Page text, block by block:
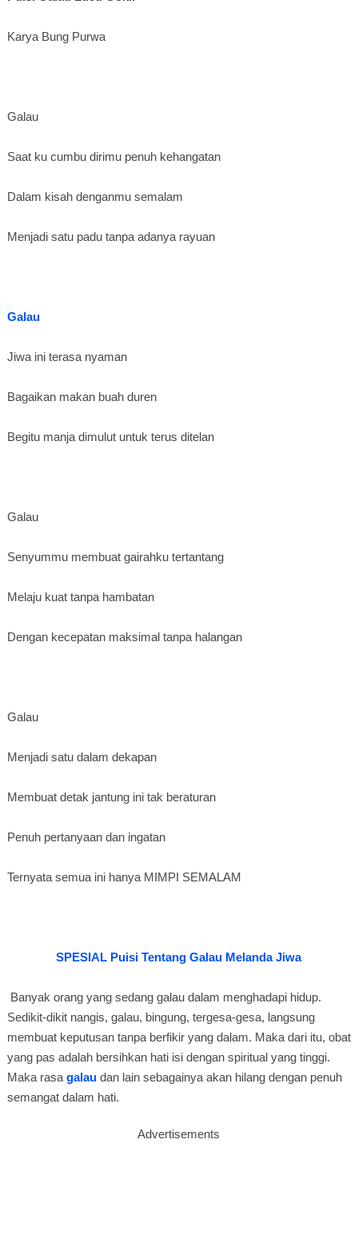
Karya Bung Purwa
Galau
Saat ku cumbu dirimu penuh kehangatan
Dalam kisah denganmu semalam
Menjadi satu padu tanpa adanya rayuan
Galau
Jiwa ini terasa nyaman
Bagaikan makan buah duren
Begitu manja dimulut untuk terus ditelan
Galau
Senyummu membuat gairahku tertantang
Melaju kuat tanpa hambatan
Dengan kecepatan maksimal tanpa halangan
Galau
Menjadi satu dalam dekapan
Membuat detak jantung ini tak beraturan
Penuh pertanyaan dan ingatan
Ternyata semua ini hanya MIMPI SEMALAM
SPESIAL Puisi Tentang Galau Melanda Jiwa
Banyak orang yang sedang galau dalam menghadapi hidup.
Sedikit-dikit nangis, galau, bingung, tergesa-gesa, langsung
membuat keputusan tanpa berfikir yang dalam. Maka dari itu, obat
yang pas adalah bersihkan hati isi dengan spiritual yang tinggi.
Maka rasa galaudan lain sebagainya akan hilang dengan penuh
semangat dalam hati.
Advertisements